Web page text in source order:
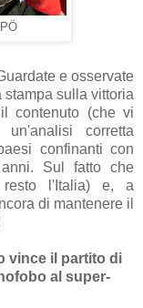
e osservate
stampa sulla vittoria
contenuto (che vi
corretta
confinanti con
Sul fatto che
resto l'Italia) e, a
di mantenere il
vince il partito di
al super-